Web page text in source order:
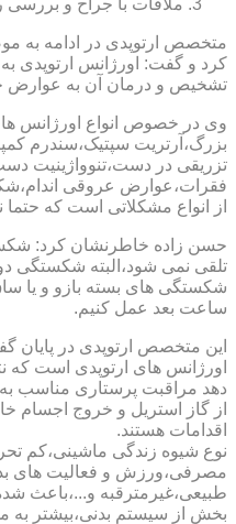
ملاقات با جراح و بررسی
متخصص ارتوپدی در ادامه به
کرد و گفت: اورژانس ارتوپدی
تشخیص و درمان آن به عوارض
وی در خصوص انواع اورژانس
بزرگ،آرتریت سپتیک،سندرم
تزریقی در دست،تنوواژینیت
فقرات،عوارض عروقی
از انواع مشکلاتی است که حتما
حسن زاده خاطرنشان کرد:
تلقی نمی شود،البته شکستگی
ساعت بعد عمل کنیم.
این متخصص ارتوپدی در پایان
اورژانس های ارتوپدی است که
دهد مراقبت پرستاری مناسب
از گاز استریل و خروج اجسام
اقدامات هستند.
نوع شیوه زندگی ماشینی،کم
مصرفی،ورزش و فعالیت های
طبیعی،غیرمترقبه و...،باعث
بخش از سیستم بدنی،بیشتر به